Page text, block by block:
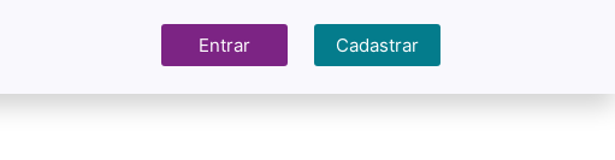
Entrar Cadastrar